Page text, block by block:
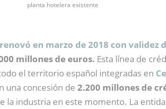
planta hotelera existente
en marzo de 2018 con
millones de euros. Esta línea de
el territorio español integradas en
una concesión de 2.200 millones de
industria en este momento. La